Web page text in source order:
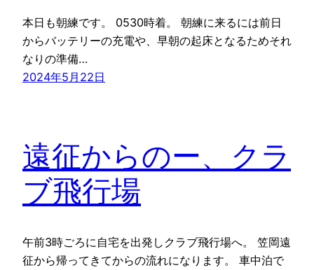
本日も朝練です。 0530時着。 朝練に来るには前日
からバッテリーの充電や、早朝の起床となるためそれ
なりの準備…
2024年5月22日
遠征からのー、クラ
ブ飛行場
午前3時ごろに自宅を出発しクラブ飛行場へ。 笠岡遠
征から帰ってきてからの流れになります。 車中泊で